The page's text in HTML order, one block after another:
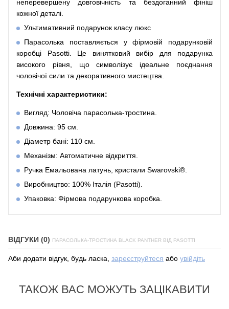
неперевершену довговічність та бездоганний фініш
кожної деталі.
Ультимативний подарунок класу люкс
Парасолька поставляється у фірмовій подарунковій
коробці Pasotti. Це винятковий вибір для подарунка
високого рівня, що символізує ідеальне поєднання
чоловічої сили та декоративного мистецтва.
Технічні характеристики:
Вигляд: Чоловіча парасолька-тростина.
Довжина: 95 см.
Діаметр бані: 110 см.
Механізм: Автоматичне відкриття.
Ручка Емальована латунь, кристали Swarovski®.
Виробництво: 100% Італія (Pasotti).
Упаковка: Фірмова подарункова коробка.
ВІДГУКИ (0) ПАРАСОЛЬКА-ТРОСТИНА BLACK PANTHER ВІД PASOTTI
Аби додати відгук, будь ласка, зареєструйтеся або увійдіть
ТАКОЖ ВАС МОЖУТЬ ЗАЦІКАВИТИ